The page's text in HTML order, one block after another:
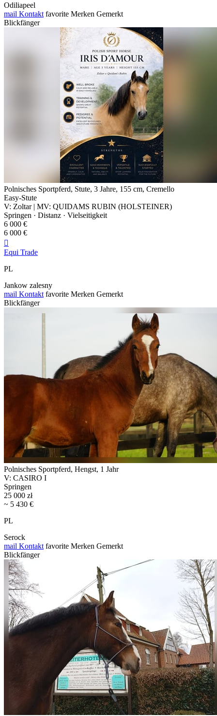
Odiliapeel
mail Kontakt favorite Merken Gemerkt
Blickfänger
Polnisches Sportpferd, Stute, 3 Jahre, 155 cm, Cremello
Easy-Stute
V: Zoltar | MV: QUIDAMS RUBIN (HOLSTEINER)
Springen · Distanz · Vielseitigkeit
6 000 €
6 000 €

Equi Trade
PL
Jankow zalesny
mail Kontakt favorite Merken Gemerkt
Blickfänger
Polnisches Sportpferd, Hengst, 1 Jahr
V: CASIRO I
Springen
25 000 zł
~ 5 430 €
PL
Serock
mail Kontakt favorite Merken Gemerkt
Blickfänger